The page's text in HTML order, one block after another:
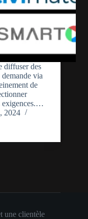
diffuser des
via
de
exigences.…
2024
une clientèle